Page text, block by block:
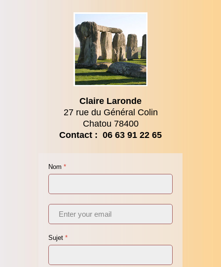
Claire Laronde
27 rue du Général Colin
Chatou 78400
Contact : 06 63 91 22 65
Nom *
Sujet *